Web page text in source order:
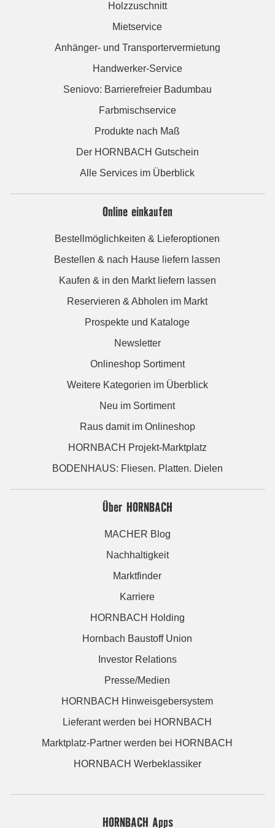
Holzzuschnitt
Mietservice
Anhänger- und Transportervermietung
Handwerker-Service
Seniovo: Barrierefreier Badumbau
Farbmischservice
Produkte nach Maß
Der HORNBACH Gutschein
Alle Services im Überblick
Online einkaufen
Bestellmöglichkeiten & Lieferoptionen
Bestellen & nach Hause liefern lassen
Kaufen & in den Markt liefern lassen
Reservieren & Abholen im Markt
Prospekte und Kataloge
Newsletter
Onlineshop Sortiment
Weitere Kategorien im Überblick
Neu im Sortiment
Raus damit im Onlineshop
HORNBACH Projekt-Marktplatz
BODENHAUS: Fliesen. Platten. Dielen
Über HORNBACH
MACHER Blog
Nachhaltigkeit
Marktfinder
Karriere
HORNBACH Holding
Hornbach Baustoff Union
Investor Relations
Presse/Medien
HORNBACH Hinweisgebersystem
Lieferant werden bei HORNBACH
Marktplatz-Partner werden bei HORNBACH
HORNBACH Werbeklassiker
HORNBACH Apps